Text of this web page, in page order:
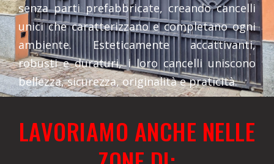
senza parti prefabbricate, creando cancelli
unici che caratterizzano e completano ogni
ambiente. Esteticamente accattivanti,
robusti e duraturi, i loro cancelli uniscono
bellezza, sicurezza, originalità e praticità.
LAVORIAMO ANCHE NELLE